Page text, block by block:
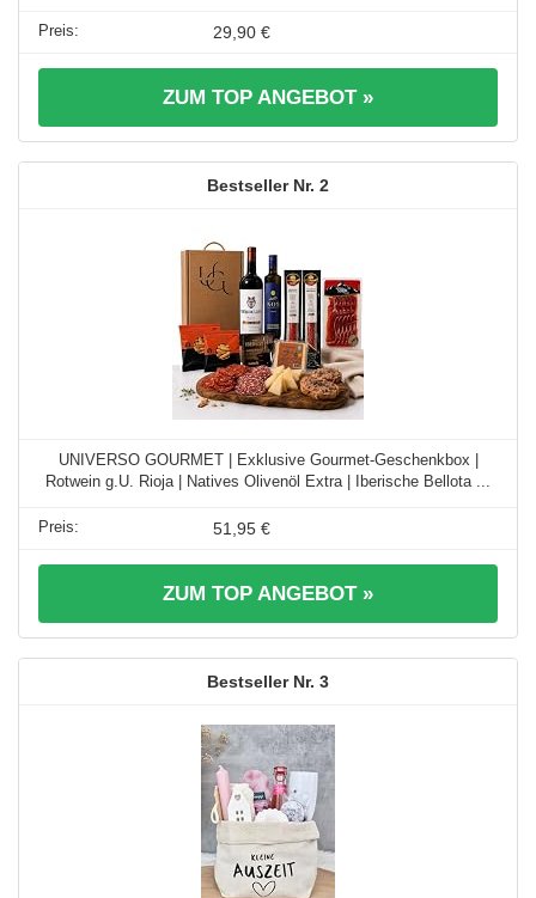
29,90 €
ZUM TOP ANGEBOT »
2
UNIVERSO GOURMET | Exklusive Gourmet-Geschenkbox |
Rotwein g.U. Rioja | Natives Olivenöl Extra | Iberische Bellota ...
51,95 €
ZUM TOP ANGEBOT »
3